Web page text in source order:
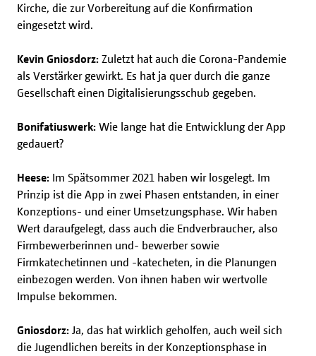
Kirche, die zur Vorbereitung auf die Konfirmation
eingesetzt wird.
Kevin Gniosdorz: Zuletzt hat auch die Corona-Pandemie
als Verstärker gewirkt. Es hat ja quer durch die ganze
Gesellschaft einen Digitalisierungsschub gegeben.
Bonifatiuswerk: Wie lange hat die Entwicklung der App
gedauert?
Heese: Im Spätsommer 2021 haben wir losgelegt. Im
Prinzip ist die App in zwei Phasen entstanden, in einer
Konzeptions- und einer Umsetzungsphase. Wir haben
Wert daraufgelegt, dass auch die Endverbraucher, also
Firmbewerberinnen und- bewerber sowie
Firmkatechetinnen und -katecheten, in die Planungen
einbezogen werden. Von ihnen haben wir wertvolle
Impulse bekommen.
Gniosdorz: Ja, das hat wirklich geholfen, auch weil sich
die Jugendlichen bereits in der Konzeptionsphase in